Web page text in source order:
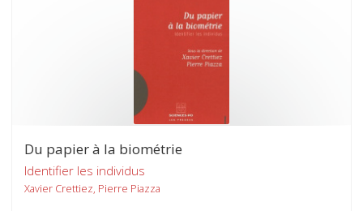
Du papier à la biométrie
Identifier les individus
Xavier Crettiez, Pierre Piazza